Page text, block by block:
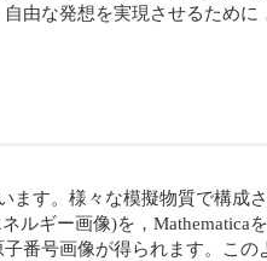
由な発想を実現させるために
す。様々な模擬物質で構成
ルギー画像)を，Mathematica
番号画像が得られます。この